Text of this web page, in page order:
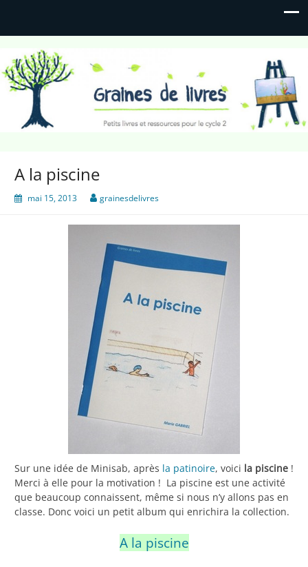
Graines de livres
Petits livres et ressources pour le cycle 2
A la piscine
mai 15, 2013 grainesdelivres
Sur une idée de Minisab, après la patinoire, voici la piscine !
Merci à elle pour la motivation ! La piscine est une activité
que beaucoup connaissent, même si nous n’y allons pas en
classe. Donc voici un petit album qui enrichira la collection.
A la piscine